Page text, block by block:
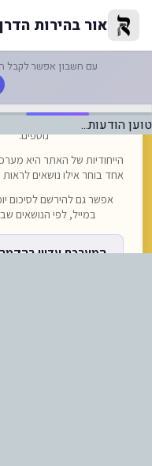
דיווחאור בהירות
עם חשבון אפשר לקבל
טוען הודעות...